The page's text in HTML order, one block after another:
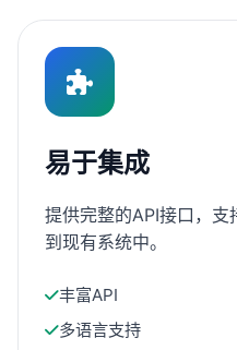
易于集成
提供完整的API接口，
到现有系统中。
丰富API
多语言支持